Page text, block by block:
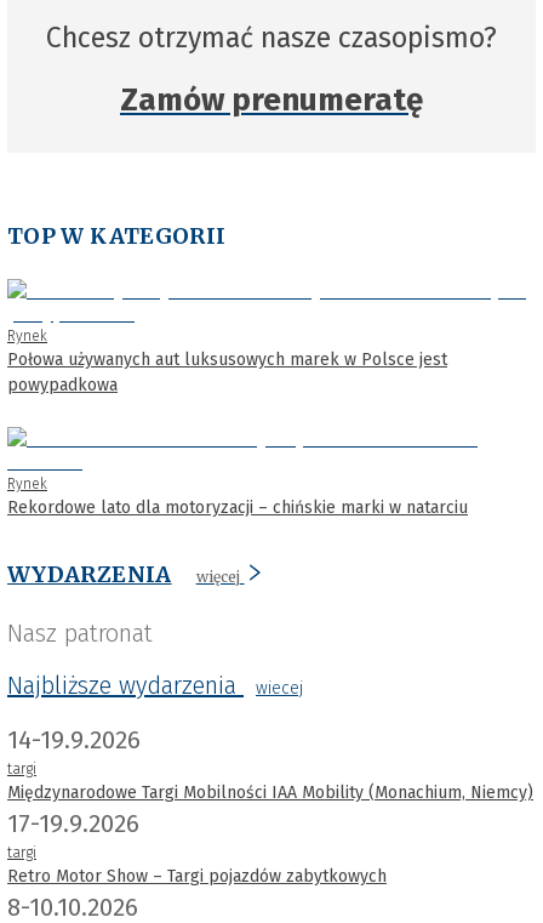
Chcesz otrzymać nasze czasopismo?
Zamów prenumeratę
TOP W KATEGORII
Rynek
Połowa używanych aut luksusowych marek w Polsce jest
powypadkowa
Rynek
Rekordowe lato dla motoryzacji – chińskie marki w natarciu
WYDARZENIA więcej
Nasz patronat
Najbliższe wydarzenia
wiecej
14-19.9.2026
targi
Międzynarodowe Targi Mobilności IAA Mobility (Monachium, Niemcy)
17-19.9.2026
targi
Retro Motor Show – Targi pojazdów zabytkowych
8-10.10.2026